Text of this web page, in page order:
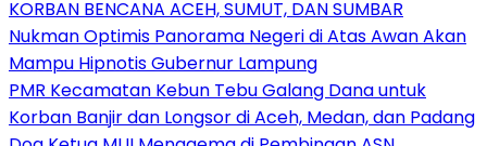
KORBAN BENCANA ACEH, SUMUT, DAN SUMBAR
Nukman Optimis Panorama Negeri di Atas Awan Akan
Mampu Hipnotis Gubernur Lampung
PMR Kecamatan Kebun Tebu Galang Dana untuk
Korban Banjir dan Longsor di Aceh, Medan, dan Padang